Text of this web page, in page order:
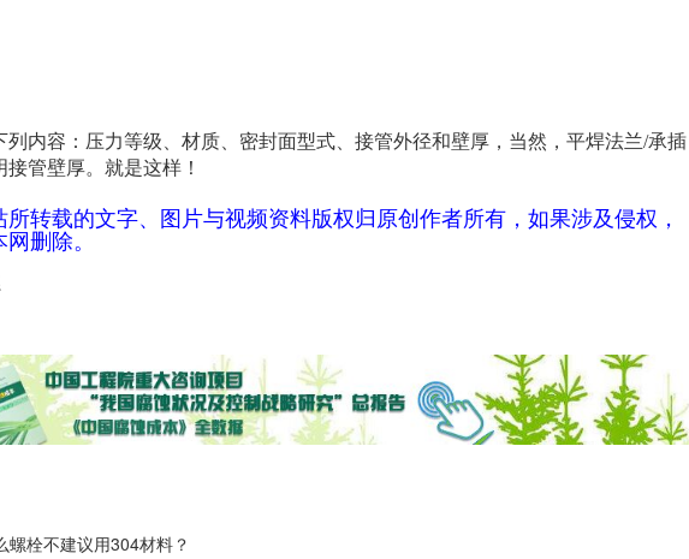
列内容：压力等级、材质、密封面型式、接管外径和壁厚，当然，平焊法兰/承插
管壁厚。就是这样！
转载的文字、图片与视频资料版权归原创作者所有，如果涉及侵权，
删除。
螺栓不建议用304材料？